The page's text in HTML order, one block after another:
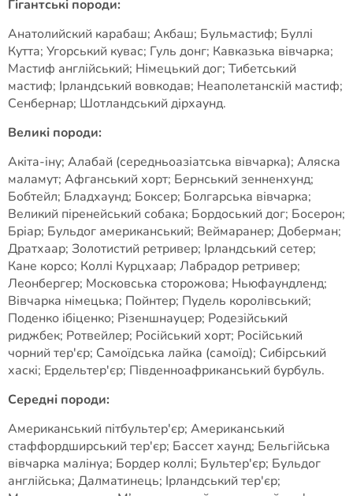
Гігантські породи:
Анатолийский карабаш; Акбаш; Бульмастиф; Буллі
Кутта; Угорський кувас; Гуль донг; Кавказька вівчарка;
Мастиф англійський; Німецький дог; Тибетський
мастиф; Ірландський вовкодав; Неаполетанскій мастиф;
Сенбернар; Шотландський дірхаунд.
Великі породи:
Акіта-іну; Алабай (середньоазіатська вівчарка); Аляска
маламут; Афганський хорт; Бернський зенненхунд;
Бобтейл; Бладхаунд; Боксер; Болгарська вівчарка;
Великий піренейський собака; Бордоський дог; Босерон;
Бріар; Бульдог американський; Веймаранер; Доберман;
Дратхаар; Золотистий ретривер; Ірландський сетер;
Кане корсо; Коллі Курцхаар; Лабрадор ретривер;
Леонбергер; Московська сторожова; Ньюфаундленд;
Вівчарка німецька; Пойнтер; Пудель королівський;
Поденко ібіценко; Різеншнауцер; Родезійський
риджбек; Ротвейлер; Російський хорт; Російський
чорний тер'єр; Самоїдська лайка (самоїд); Сибірський
хаскі; Ердельтер'єр; Південноафриканський бурбуль.
Середні породи:
Американський пітбультер'єр; Американський
стаффордширський тер'єр; Бассет хаунд; Бельгійська
вівчарка малінуа; Бордер коллі; Бультер'єр; Бульдог
англійська; Далматинець; Ірландський тер'єр;